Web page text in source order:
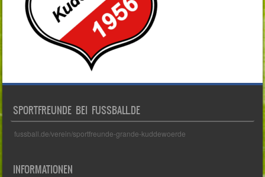
SPORTFREUNDE BEI FUSSBALL.DE
fussball.de/verein/sportfreunde-grande-kuddewoerde
INFORMATIONEN